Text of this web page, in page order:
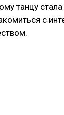
танцу
с